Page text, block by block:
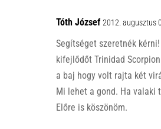
Tóth József 2012. augusztus
Segítséget szeretnék
kifejlődőt Trinidad
a baj hogy volt rajta két
Mi lehet a gond. Ha valaki
Előre is köszönöm.